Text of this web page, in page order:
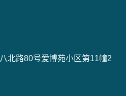
北路80号爱博苑小区第11幢2